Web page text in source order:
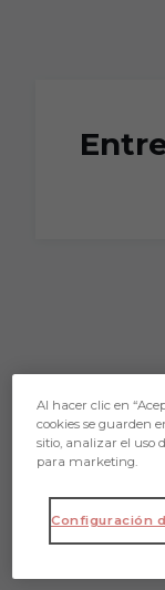
Al hacer clic en
cookies se guarden
sitio, analizar el uso
para marketing.
Configuración